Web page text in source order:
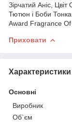
Зірчатий Аніс, Цвіт
Тютюн і Боби
Award Fragrance
Приховати
Характеристики
Основні
Виробник
Об`єм